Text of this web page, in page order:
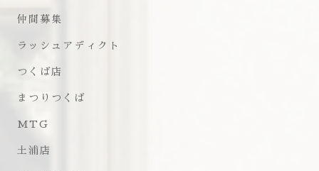
仲間募集
ラッシュアディクト
つくば店
まつりつくば
MTG
土浦店